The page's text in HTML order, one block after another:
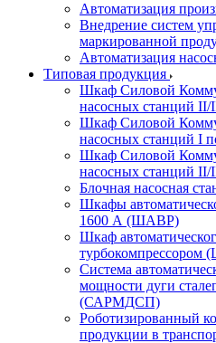
Автоматизация
Внедрение систем
маркированной
Автоматизация
Типовая продукция
Шкаф Силовой
насосных станций
Шкаф Силовой
насосных станций I
Шкаф Силовой
насосных станций
Блочная насосная
Шкафы
1600 А (ШАВР)
Шкаф
Система
мощности дуги
(САРМДСП)
Роботизированный
продукции в